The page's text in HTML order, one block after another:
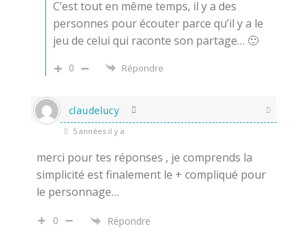
C’est tout en même temps, il y a des
personnes pour écouter parce qu’il y a le
jeu de celui qui raconte son partage… 🙂
0 Répondre
claudelucy
5 années il y a
merci pour tes réponses , je comprends la
simplicité est finalement le + compliqué pour
le personnage…
0 Répondre